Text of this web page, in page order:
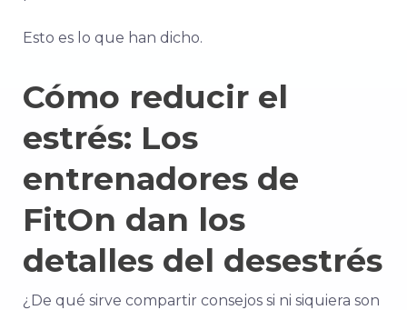
Esto es lo que han dicho.
Cómo reducir el
estrés: Los
entrenadores de
FitOn dan los
detalles del desestrés
¿De qué sirve compartir consejos si ni siquiera son